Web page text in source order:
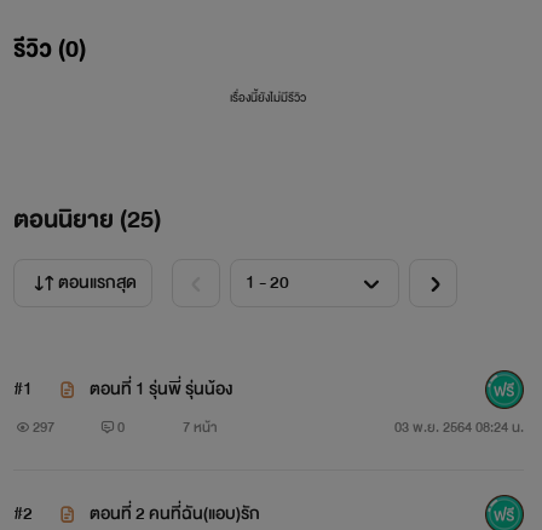
รีวิว (0)
เรื่องนี้ยังไม่มีรีวิว
ตอนนิยาย (25)
ตอนแรกสุด
#1 ตอนที่ 1 รุ่นพี่ รุ่นน้อง
297 0 7 หน้า 03 พ.ย. 2564 08:24 น.
#2 ตอนที่ 2 คนที่ฉัน(แอบ)รัก